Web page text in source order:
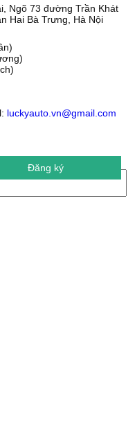
Ngõ 73 đường Trần Khát
Hai Bà Trưng, Hà Nội
luckyauto.vn@gmail.com
Đăng ký